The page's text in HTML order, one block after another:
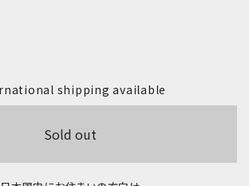
shipping available
Sold out